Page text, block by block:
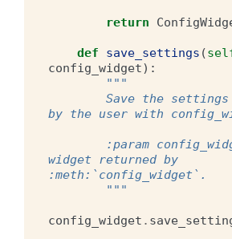
return
def save_settings (
config_widget):
"""
by the user with
widget returned by
:meth:`config_widget`.
        """
config_widget .